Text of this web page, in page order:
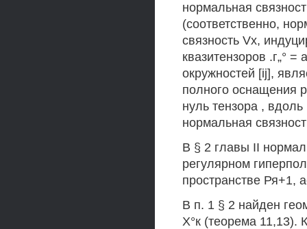
нормальная
(соответственно,
связность Vх,
квазитензоров .г„°
окружностей [ij],
полного оснащения
нуль тензора ,
нормальная
В § 2 главы II
регулярном
пространстве Ря+1,
В п. 1 § 2 найден
Х°к (теорема 11,13).